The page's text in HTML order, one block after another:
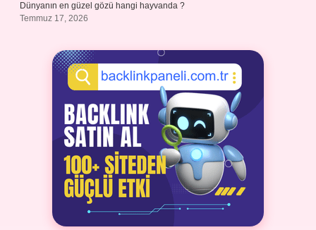
Dünyanın en güzel gözü hangi hayvanda ?
Temmuz 17, 2026